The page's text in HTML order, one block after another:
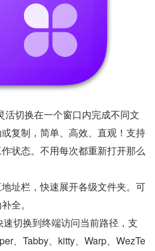
活切换在一个窗口内完成不同文
复制，简单、高效、直观！支持
状态。不用每次都重新打开那么
址栏，快速展开各级文件夹。可
全。
切换到终端访问当前路径，支
、Tabby、kitty、Warp、WezTe